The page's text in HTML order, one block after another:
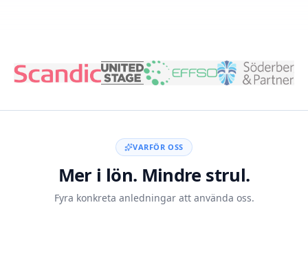
VARFÖR OSS
Mer i lön. Mindre strul.
Fyra konkreta anledningar att använda oss.